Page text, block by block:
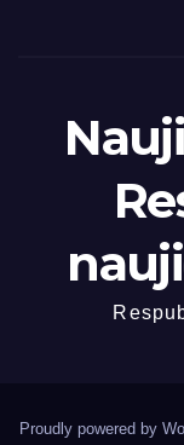
Proudly powered by